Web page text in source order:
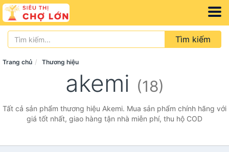
Tìm kiếm
Trang chủ Thương hiệu
akemi (18)
Tất cả sản phẩm thương hiệu Akemi. Mua sản phẩm chính hãng với
giá tốt nhất, giao hàng tận nhà miễn phí, thu hộ COD